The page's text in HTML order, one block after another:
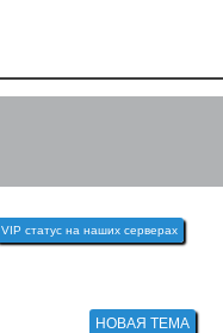
VIP статус на наших серверах
НОВАЯ ТЕМА